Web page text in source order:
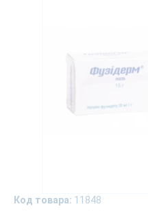
Код товара: 11848